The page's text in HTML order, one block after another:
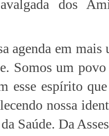
dos
agenda em
Somos um
esse espírito
nossa
Saúde. Da